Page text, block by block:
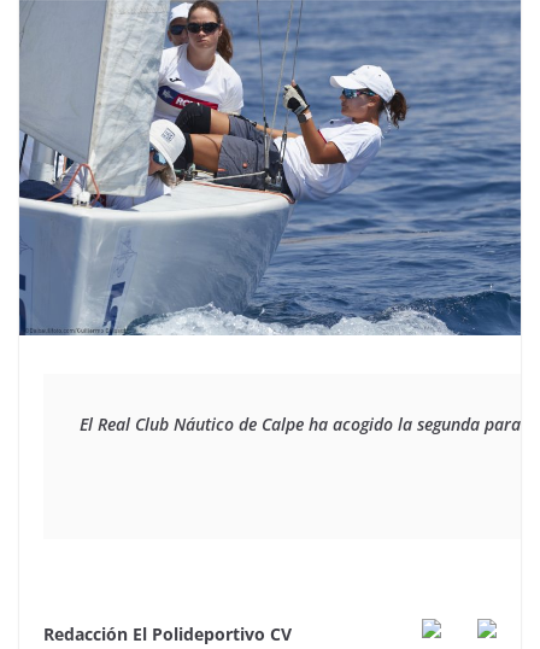
El Real Club Náutico de Calpe ha acogido la segunda
Redacción El Polideportivo CV